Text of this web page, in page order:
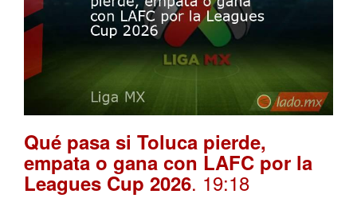
Qué pasa si Toluca pierde,
empata o gana con LAFC por la
Leagues Cup 2026. 19:18